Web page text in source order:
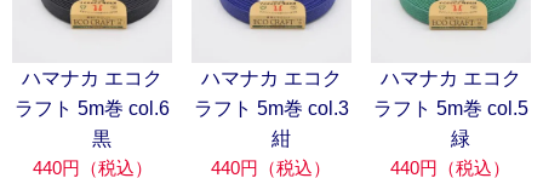
ハマナカ エコク
ラフト 5m巻 col.6
黒
440円（税込）
ハマナカ エコク
ラフト 5m巻 col.3
紺
440円（税込）
ハマナカ エコク
ラフト 5m巻 col.5
緑
440円（税込）